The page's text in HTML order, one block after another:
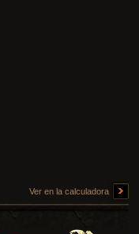
Ver en la calculadora